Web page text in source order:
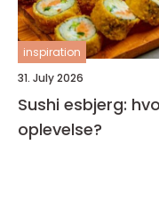
inspiration
31. July 2026
Sushi esbjerg:
oplevelse?